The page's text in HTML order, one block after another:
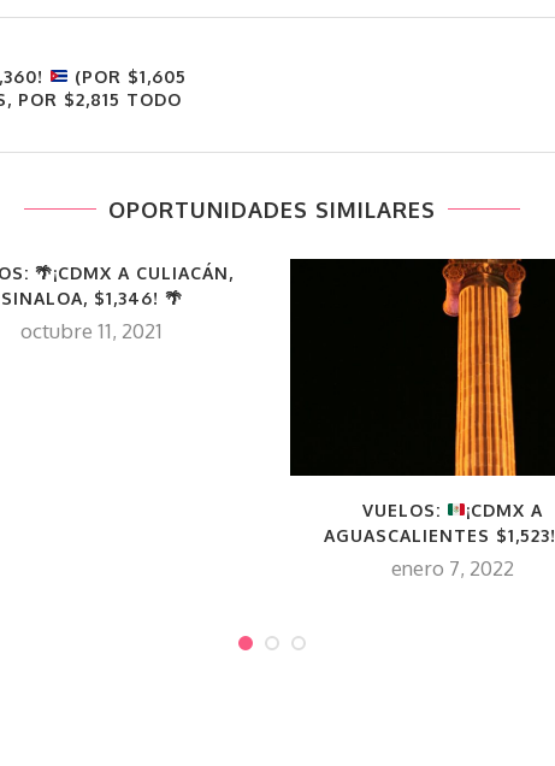
(POR $1,605
POR $2,815 TODO
OPORTUNIDADES SIMILARES
🌴¡CDMX A CULIACÁN,
SINALOA, $1,346! 🌴
octubre 11, 2021
VUELOS:
¡CDMX A
AGUASCALIENTES $1,523!
enero 7, 2022